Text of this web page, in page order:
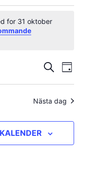
for 31 oktober
Search
and
Views
SÖK DAG
Nästa dag